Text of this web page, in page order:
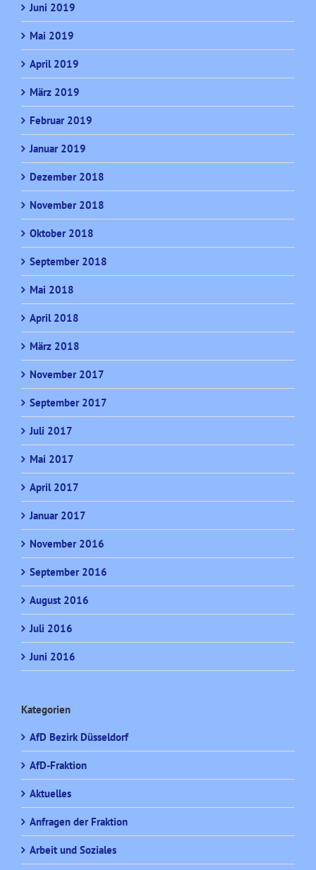
Juni 2019
Mai 2019
April 2019
März 2019
Februar 2019
Januar 2019
Dezember 2018
November 2018
Oktober 2018
September 2018
Mai 2018
April 2018
März 2018
November 2017
September 2017
Juli 2017
Mai 2017
April 2017
Januar 2017
November 2016
September 2016
August 2016
Juli 2016
Juni 2016
Kategorien
AfD Bezirk Düsseldorf
AfD-Fraktion
Aktuelles
Anfragen der Fraktion
Arbeit und Soziales